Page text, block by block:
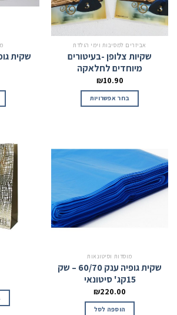
אביזרים למסיבות וימי הולדת
שקיות צלופן -בעיטורים
מיוחדים לחלאקה
₪10.90
בחר אפשרויות
מוסדות וסיטונאות
שקית גופיה ענק 60/70 – שק
15קג' סיטונאי
₪220.00
הוספה לסל